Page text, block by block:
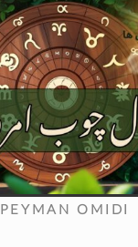
PEYMAN OMIDI